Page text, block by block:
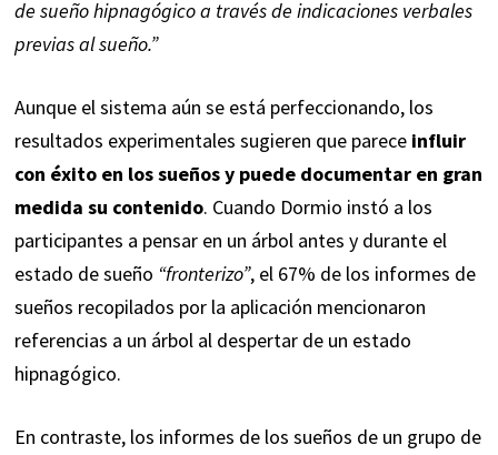
de sueño hipnagógico a través de indicaciones verbales
previas al sueño.”
Aunque el sistema aún se está perfeccionando, los
resultados experimentales sugieren que parece influir
con éxito en los sueños y puede documentar en gran
medida su contenido. Cuando Dormio instó a los
participantes a pensar en un árbol antes y durante el
estado de sueño “fronterizo”, el 67% de los informes de
sueños recopilados por la aplicación mencionaron
referencias a un árbol al despertar de un estado
hipnagógico.
En contraste, los informes de los sueños de un grupo de